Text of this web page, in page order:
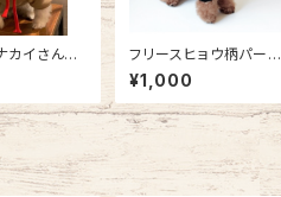
カイさんパ
フリースヒョウ柄パーカ
ー NB20AW5231
¥1,000